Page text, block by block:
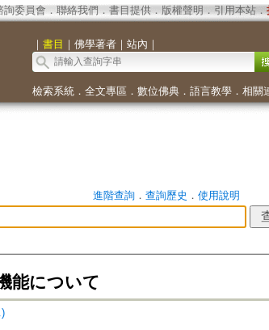
詢委員會． 聯絡我們 ． 書目提供． 版權聲明 ． 引用本站．
｜ 書目 ｜ 佛學著者｜ 站內 ｜
檢索系統． 全文專區 ． 數位佛典． 語言教學． 相關
進階查詢． 查詢歷史 ． 使用說明
能について